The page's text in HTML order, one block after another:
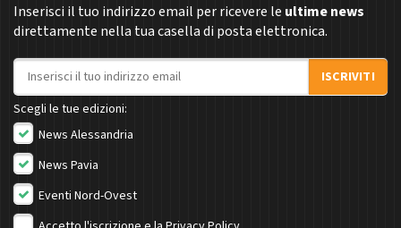
Inserisci il tuo indirizzo email per ricevere le ultime news
direttamente nella tua casella di posta elettronica.
Indirizzo email
ISCRIVITI
Scegli le tue edizioni:
News Alessandria
News Pavia
Eventi Nord-Ovest